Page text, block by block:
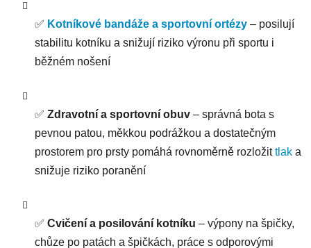
✅ Kotníkové bandáže a sportovní ortézy – posilují
stabilitu kotníku a snižují riziko výronu při sportu i
běžném nošení
✅ Zdravotní a sportovní obuv – správná bota s
pevnou patou, měkkou podrážkou a dostatečným
prostorem pro prsty pomáhá rovnoměrně rozložittlak a
snižuje riziko poranění
✅ Cvičení a posilování kotníku – výpony na špičky,
chůze po patách a špičkách, práce s odporovými